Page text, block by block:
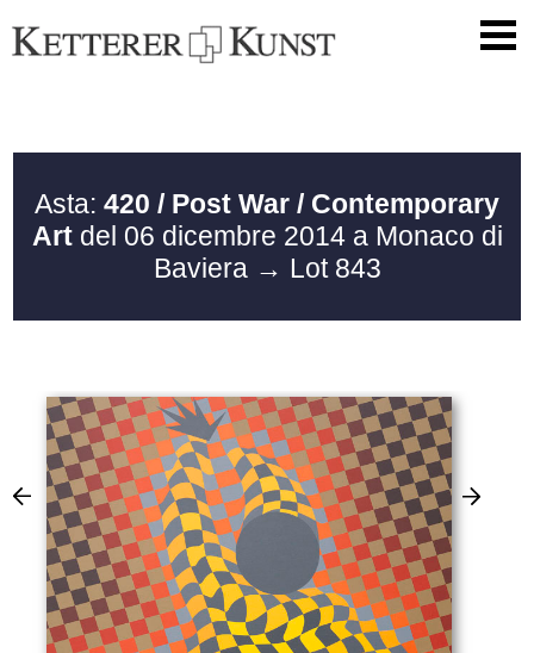
Asta: 420 / Post War / Contemporary
Artdel 06 dicembre 2014 a Monaco di
Baviera → Lot 843